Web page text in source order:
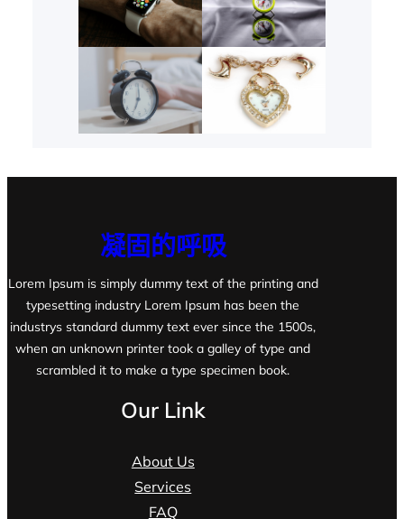
凝固的呼吸
Lorem Ipsum is simply dummy text of the printing and
typesetting industry Lorem Ipsum has been the
industrys standard dummy text ever since the 1500s,
when an unknown printer took a galley of type and
scrambled it to make a type specimen book.
Our Link
About Us
Services
FAQ